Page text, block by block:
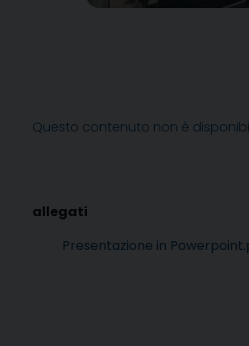
Questo contenuto non è
Presentazione in